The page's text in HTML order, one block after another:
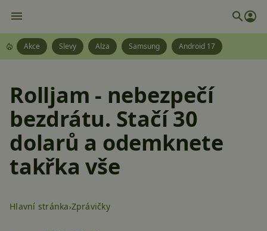
Akce Slevy Alza Samsung Android 17
Rolljam - nebezpečí
bezdrátu. Stačí 30
dolarů a odemknete
takřka vše
Hlavní stránka Zprávičky